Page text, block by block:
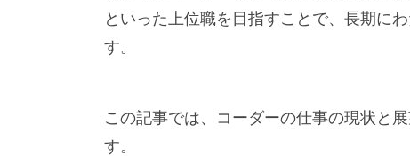
といった上位職を目指すことで、長期に
す。
この記事では、コーダーの仕事の現状と
す。